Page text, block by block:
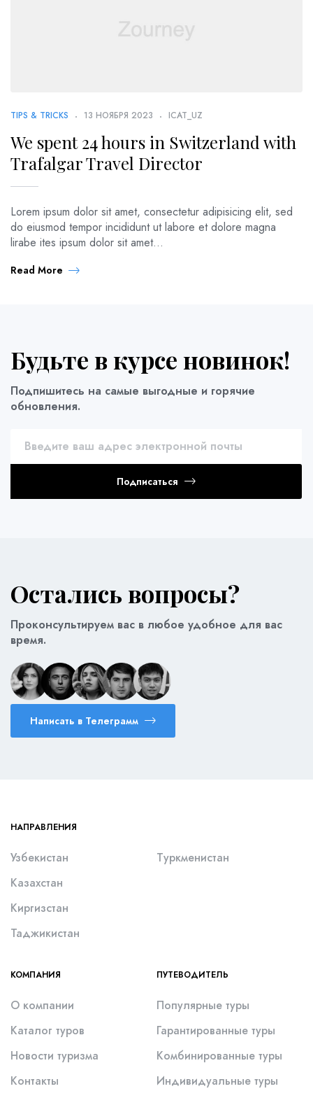
TIPS & TRICKS 13 НОЯБРЯ 2023 ICAT_UZ
We spent 24 hours in Switzerland with
Trafalgar Travel Director
Lorem ipsum dolor sit amet, consectetur adipisicing elit, sed
do eiusmod tempor incididunt ut labore et dolore magna
lirabe ites ipsum dolor sit amet...
Read More
Будьте в курсе новинок!
Подпишитесь на самые выгодные и горячие
обновления.
Подписаться
Остались вопросы?
Проконсультируем вас в любое удобное для вас
время.
Написать в Телеграмм
НАПРАВЛЕНИЯ
Узбекистан
Казахстан
Киргизстан
Таджикистан
Туркменистан
КОМПАНИЯ
О компании
Каталог туров
Новости туризма
Контакты
ПУТЕВОДИТЕЛЬ
Популярные туры
Гарантированные туры
Комбинированные туры
Индивидуальные туры